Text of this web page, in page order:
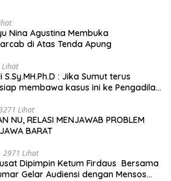
Nina Agustina Membuka
di Atas Tenda Apung
Lihat
: Jika Sumut terus
membawa kasus ini ke Pengadilan
Lihat
NU, RELASI MENJAWAB PROBLEM
BARAT
2971 Lihat
Dipimpin Ketum Firdaus Bersama
Gelar Audiensi dengan Mensos